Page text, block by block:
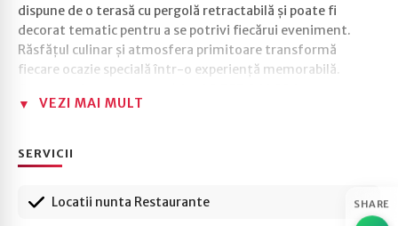
SHARE
dispune de o terasă cu pergolă retractabilă și poate fi
decorat tematic pentru a se potrivi fiecărui eveniment.
Răsfățul culinar și atmosfera primitoare transformă
fiecare ocazie specială într-o experiență memorabilă.
VEZI MAI MULT
SERVICII
Locatii nunta Restaurante